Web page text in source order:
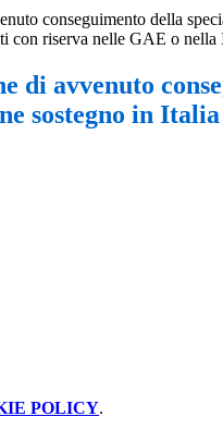
conseguimento della
con riserva nelle GAE o nella
di avvenuto
sostegno in
POLICY.